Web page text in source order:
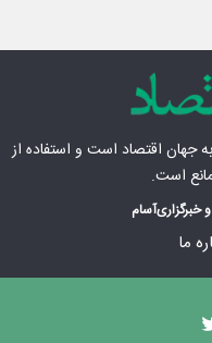
جهان اقتصاد است و استفاده از
است.
آسام
ما